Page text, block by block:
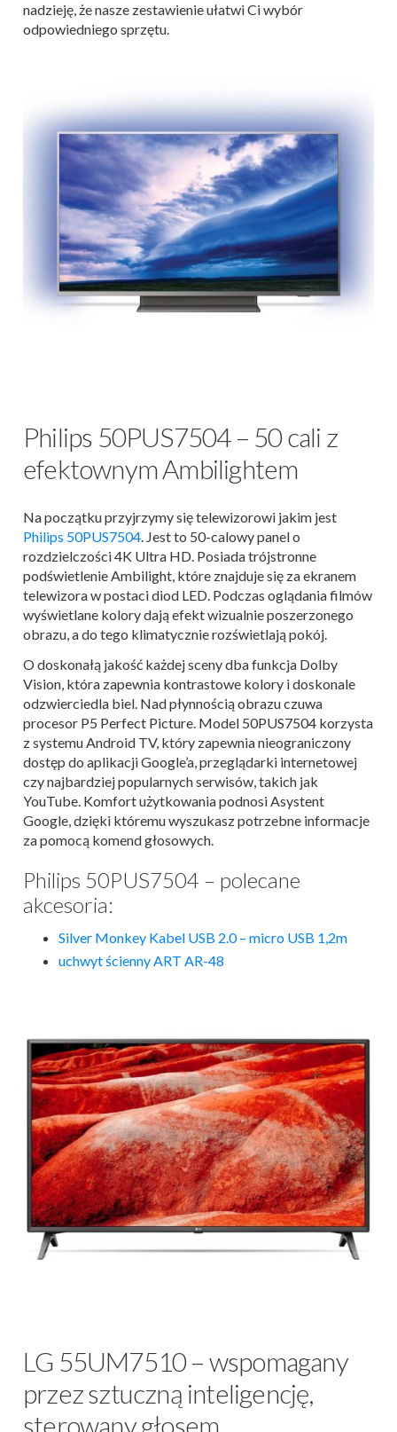
nadzieję, że nasze zestawienie ułatwi Ci wybór
odpowiedniego sprzętu.
Philips 50PUS7504 – 50 cali z
efektownym Ambilightem
Na początku przyjrzymy się telewizorowi jakim jest
Philips 50PUS7504. Jest to 50-calowy panel o
rozdzielczości 4K Ultra HD. Posiada trójstronne
podświetlenie Ambilight, które znajduje się za ekranem
telewizora w postaci diod LED. Podczas oglądania filmów
wyświetlane kolory dają efekt wizualnie poszerzonego
obrazu, a do tego klimatycznie rozświetlają pokój.
O doskonałą jakość każdej sceny dba funkcja Dolby
Vision, która zapewnia kontrastowe kolory i doskonale
odzwierciedla biel. Nad płynnością obrazu czuwa
procesor P5 Perfect Picture. Model 50PUS7504 korzysta
z systemu Android TV, który zapewnia nieograniczony
dostęp do aplikacji Google’a, przeglądarki internetowej
czy najbardziej popularnych serwisów, takich jak
YouTube. Komfort użytkowania podnosi Asystent
Google, dzięki któremu wyszukasz potrzebne informacje
za pomocą komend głosowych.
Philips 50PUS7504 – polecane
akcesoria:
Silver Monkey Kabel USB 2.0 – micro USB 1,2m
uchwyt ścienny ART AR-48
LG 55UM7510 – wspomagany
przez sztuczną inteligencję,
sterowany głosem